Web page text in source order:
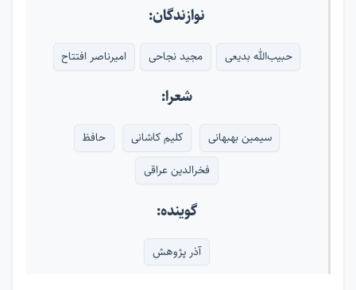
نوازندگان:
حبیب‌الله بدیعی مجید نجاحی امیرناصر افتتاح
شعرا:
سیمین بهبهانی کلیم کاشانی
حافظ
فخرالدین عراقی
گوینده:
آذر پژوهش